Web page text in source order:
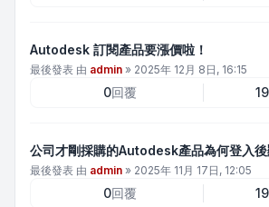
Autodesk 訂閱產品要漲價啦！
最後發表 由 admin » 2025年 12月 8日, 16:15
0回覆
公司才剛採購的Autodesk產品為何登入後
最後發表 由 admin » 2025年 11月 17日, 12:05
0回覆